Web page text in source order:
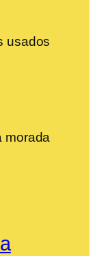
usados
morada